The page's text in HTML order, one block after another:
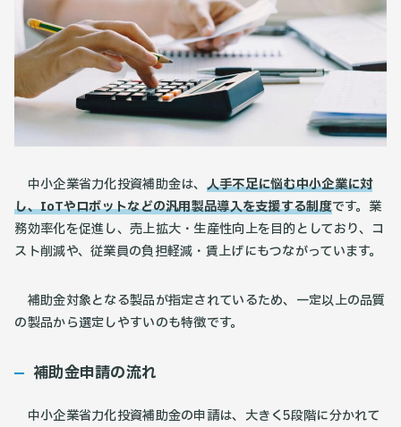
中小企業省力化投資補助金は、 人手不足に悩む中小企業に対
し、IoTやロボットなどの汎用製品導入を支援する制度です。業
務効率化を促進し、売上拡大・生産性向上を目的としており、コ
スト削減や、従業員の負担軽減・賃上げにもつながっています。
補助金対象となる製品が指定されているため、一定以上の品質
の製品から選定しやすいのも特徴です。
補助金申請の流れ
中小企業省力化投資補助金の申請は、大きく5段階に分かれて